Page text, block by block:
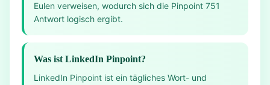
Eulen verweisen, wodurch sich die Pinpoint 751
Antwort logisch ergibt.
Was ist LinkedIn Pinpoint?
LinkedIn Pinpoint ist ein tägliches Wort- und